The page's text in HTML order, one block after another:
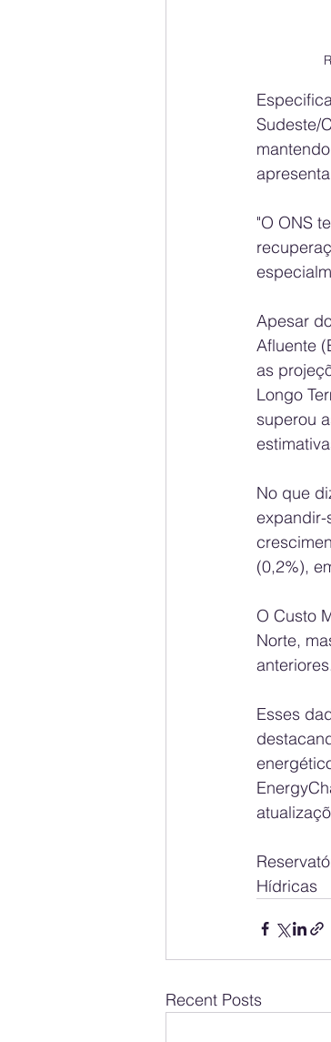
Sudeste/
"O ONS
Apesar
Afluente
as
Longo
superou
No que
expandir-
(0,2%),
O Custo
Norte,
Esses
Hídricas
Recent Posts